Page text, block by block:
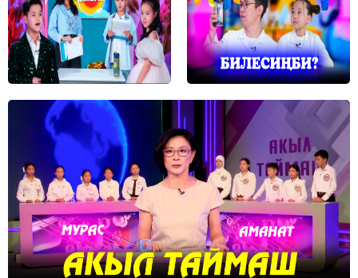
04.08.26 17:37 74
Эмгек инспекторлору кызматкерлерге 4,4 млн
сомдон ашык эмгек акыны өндүрүп беришти